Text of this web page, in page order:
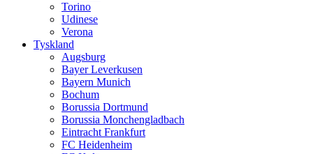
Torino
Udinese
Verona
Tyskland
Augsburg
Bayer Leverkusen
Bayern Munich
Bochum
Borussia Dortmund
Borussia Monchengladbach
Eintracht Frankfurt
FC Heidenheim